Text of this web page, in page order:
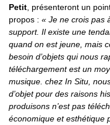
Petit , présenteront un
propos : « Je ne crois pas
support. Il existe une
quand on est jeune, mais
besoin d’objets qui nous
téléchargement est un
musique. chez In Situ,
d’objet pour des raisons
produisons n’est pas
économique et esthétique